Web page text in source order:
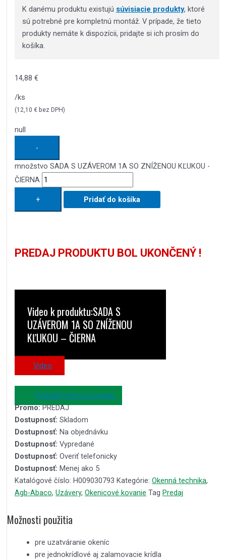
K danému produktu existujú súvisiacie produkty, ktoré
sú potrebné pre kompletnú montáž. V prípade, že tieto
produkty nemáte k dispozícii, pridajte si ich prosím do
košíka.
14,88 €
/ks
(12,10 € bez DPH)
null
-
množstvo SADA S UZÁVEROM 1A SO ZNÍŽENOU KĽUKOU -
ČIERNA
+ Pridať do košíka
PREDAJ PRODUKTU BOL UKONČENÝ !
Video k produktu:SADA S
UZÁVEROM 1A SO ZNÍŽENOU
KĽUKOU – ČIERNA
Video
Vyžiadať cenovú ponuku
Promo:PREDAJ
Dostupnosť: Skladom
Dostupnosť: Na objednávku
Dostupnosť: Vypredané
Dostupnosť: Overiť telefonicky
Dostupnosť: Menej ako 5
Katalógové číslo: H009030793 Kategórie: Okenná technika,
Agb-Abaco, Uzávery, Okenicové kovanie Tag Predaj
Možnosti použitia
pre uzatváranie okeníc
pre jednokrídlové aj zalamovacie krídla